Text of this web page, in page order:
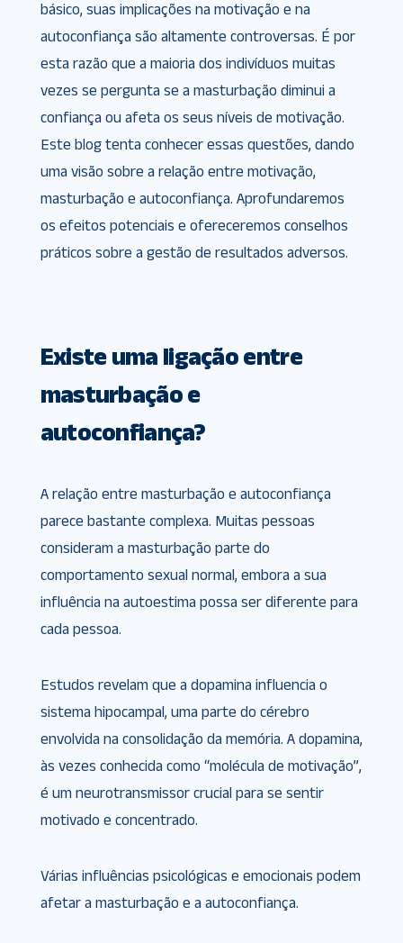
básico, suas implicações na motivação e na
autoconfiança são altamente controversas. É por
esta razão que a maioria dos indivíduos muitas
vezes se pergunta se a masturbação diminui a
confiança ou afeta os seus níveis de motivação.
Este blog tenta conhecer essas questões, dando
uma visão sobre a relação entre motivação,
masturbação e autoconfiança. Aprofundaremos
os efeitos potenciais e ofereceremos conselhos
práticos sobre a gestão de resultados adversos.
Existe uma ligação entre
masturbação e
autoconfiança?
A relação entre masturbação e autoconfiança
parece bastante complexa. Muitas pessoas
consideram a masturbação parte do
comportamento sexual normal, embora a sua
influência na autoestima possa ser diferente para
cada pessoa.
Estudos revelam que a dopamina influencia o
sistema hipocampal, uma parte do cérebro
envolvida na consolidação da memória. A dopamina,
às vezes conhecida como “molécula de motivação”,
é um neurotransmissor crucial para se sentir
motivado e concentrado.
Várias influências psicológicas e emocionais podem
afetar a masturbação e a autoconfiança.